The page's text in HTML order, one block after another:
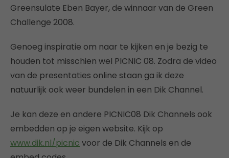
Greensulate Eben Bayer, de winnaar van de Green
Challenge 2008.
Genoeg inspiratie om naar te kijken en je bezig te
houden tot misschien wel PICNIC 08. Zodra de video
van de presentaties online staan ga ik deze
natuurlijk ook weer bundelen in een Dik Channel.
Je kan deze en andere PICNIC08 Dik Channels ook
embedden op je eigen website. Kijk op
www.dik.nl/picnic voor de Dik Channels en de